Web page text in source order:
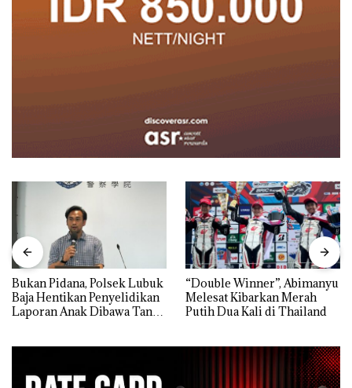
Bukan Pidana, Polsek Lubuk
Baja Hentikan Penyelidikan
Laporan Anak Dibawa Tanpa
“Double Winner”, Abimanyu
Melesat Kibarkan Merah
Putih Dua Kali di Thailand